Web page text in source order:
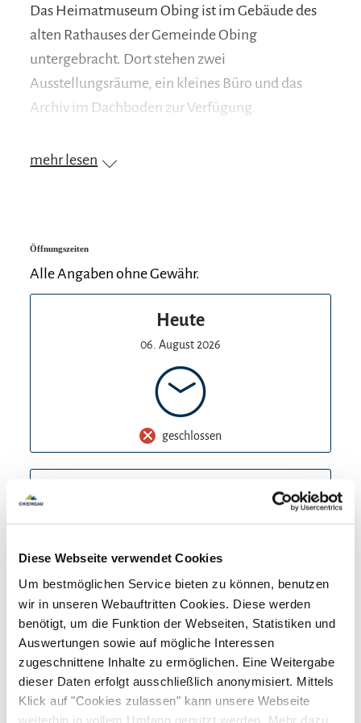
Diese Webseite verwendet Cookies
Um bestmöglichen Service bieten zu können, benutzen
wir in unseren Webauftritten Cookies. Diese werden
benötigt, um die Funktion der Webseiten, Statistiken und
Auswertungen sowie auf mögliche Interessen
zugeschnittene Inhalte zu ermöglichen. Eine Weitergabe
dieser Daten erfolgt ausschließlich anonymisiert. Mittels
Klick auf "Cookies zulassen" kann unsere Webseite
weiterhin in vollem Umfang genutzt werden. Mehr dazu
Das Heimatmuseum Obing ist im Gebäude des
alten Rathauses der Gemeinde Obing
untergebracht. Dort stehen zwei
Ausstellungsräume, ein kleines Büro und das
Archiv im Dachboden zur Verfügung.
Sonderausstellungen zeigt das Heimatmuseum
Ortsgeschichte von Obing und Frabertsham
Schul- und Kirchengeschichte
Von Bad Endorf nach Obing: Die Geschichte
Obinger Künstler
Salz- und Römerstraßen: Die Geschichte der
Handelswege durch Obing
Sammlung der Sterbebilder
Zu den besonderen Ausstellungsstücken zählen:
Der Römerstein
Die Madonna von Diepoldsberg
Die Saxe und der römische Hufschuh
Fotoplatten des Obinger Fotografen Franz
Geist
Die Betreuung des Museums haben die
Heimatfreunde Obing e.V. übernommen. Der
mehr lesen
Öffnungszeiten
Alle Angaben ohne Gewähr.
Heute
06. August 2026
geschlossen
07. August 2026 geschlossen
Übermorgen
08. August 2026 geschlossen
Sonntag
09. August 2026 geschlossen
Montag
10. August 2026 geschlossen